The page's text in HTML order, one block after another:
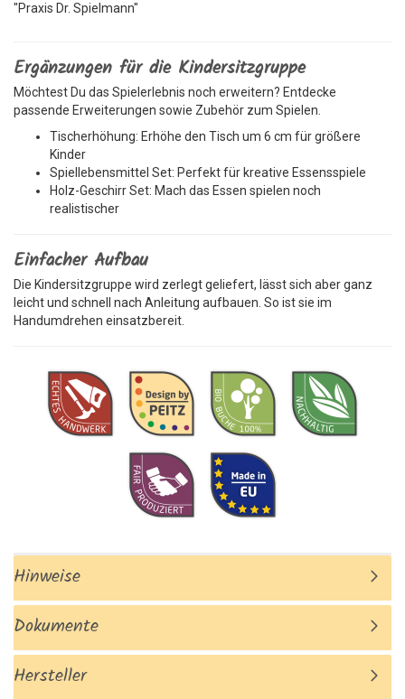
"Praxis Dr. Spielmann"
Ergänzungen für die Kindersitzgruppe
Möchtest Du das Spielerlebnis noch erweitern? Entdecke
passende Erweiterungen sowie Zubehör zum Spielen.
Tischerhöhung: Erhöhe den Tisch um 6 cm für größere
Kinder
Spiellebensmittel Set: Perfekt für kreative Essensspiele
Holz-Geschirr Set: Mach das Essen spielen noch
realistischer
Einfacher Aufbau
Die Kindersitzgruppe wird zerlegt geliefert, lässt sich aber ganz
leicht und schnell nach Anleitung aufbauen. So ist sie im
Handumdrehen einsatzbereit.
Hinweise
Dokumente
Hersteller